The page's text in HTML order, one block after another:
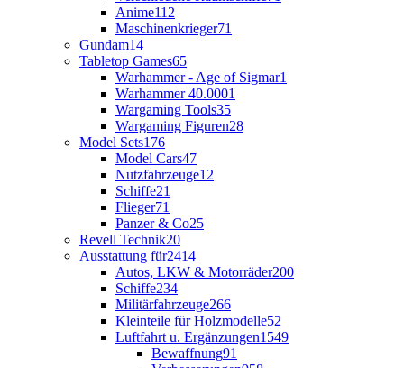
Anime112
Maschinenkrieger71
Gundam14
Tabletop Games65
Warhammer - Age of Sigmar1
Warhammer 40.0001
Wargaming Tools35
Wargaming Figuren28
Model Sets176
Model Cars47
Nutzfahrzeuge12
Schiffe21
Flieger71
Panzer & Co25
Revell Technik20
Ausstattung für2414
Autos, LKW & Motorräder200
Schiffe234
Militärfahrzeuge266
Kleinteile für Holzmodelle52
Luftfahrt u. Ergänzungen1549
Bewaffnung91